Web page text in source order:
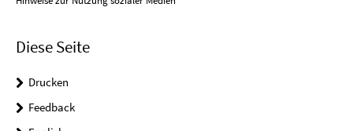
Diese Seite
Drucken
Feedback